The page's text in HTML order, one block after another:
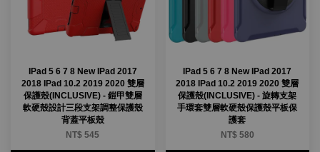
IPad 5 6 7 8 New IPad 2017
2018 IPad 10.2 2019 2020 雙層
保護殼(INCLUSIVE) - 鎧甲雙層
軟硬殼設計三段支架調整保護殼
背蓋平板殼
NT$ 545
IPad 5 6 7 8 New IPad 2017
2018 IPad 10.2 2019 2020 雙層
保護殼(INCLUSIVE) - 旋轉支架
手環套雙層軟硬殼保護殼平板保
護套
NT$ 580